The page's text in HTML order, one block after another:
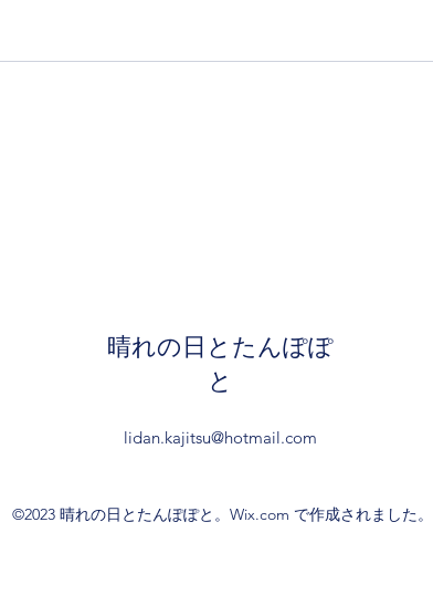
晴れの日とたんぽぽ
と
lidan.kajitsu@hotmail.com
©2023 晴れの日とたんぽぽと。Wix.com で作成されました。